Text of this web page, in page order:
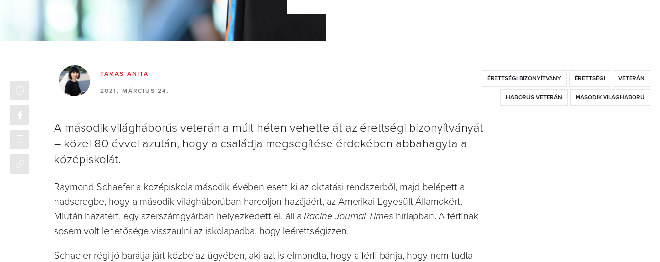
TAMÁS ANITA
2021. MÁRCIUS 24.
ÉRETTSÉGI BIZONYÍTVÁNY ÉRETTSÉGI VETERÁN
HÁBORÚS VETERÁN MÁSODIK VILÁGHÁBORÚ
A második világháborús veterán a múlt héten vehette át az érettségi bizonyítványát
– közel 80 évvel azután, hogy a családja megsegítése érdekében abbahagyta a
középiskolát.
Raymond Schaefer a középiskola második évében esett ki az oktatási rendszerből, majd belépett a
hadseregbe, hogy a második világháborúban harcoljon hazájáért, az Amerikai Egyesült Államokért.
Miután hazatért, egy szerszámgyárban helyezkedett el, áll a Racine Journal Times hírlapban. A férfinak
sosem volt lehetősége visszaülni az iskolapadba, hogy leérettségizzen.
Schaefer régi jó barátja járt közbe az ügyében, aki azt is elmondta, hogy a férfi bánja, hogy nem tudta